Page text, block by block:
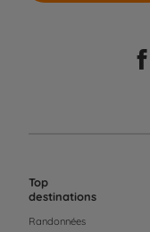
Top
destinations
Randonnées